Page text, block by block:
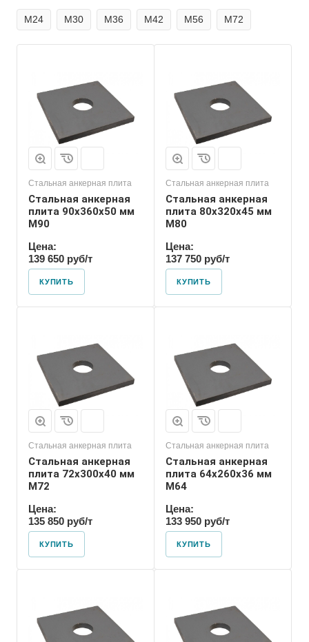
М24 М30 М36 М42 М56 М72
Стальная анкерная плита
Стальная анкерная
плита 90х360х50 мм
М90
Цена:
139 650 руб/т
КУПИТЬ
М80
Размер резьбы
М80
Стальная анкерная плита
Стальная анкерная
плита 80х320х45 мм
М80
Цена:
137 750 руб/т
КУПИТЬ
Стальная анкерная плита
Стальная анкерная
плита 72х300х40 мм
М72
Цена:
135 850 руб/т
КУПИТЬ
М64
Размер резьбы
М64
Стальная анкерная плита
Стальная анкерная
плита 64х260х36 мм
М64
Цена:
133 950 руб/т
КУПИТЬ
М48
Размер резьбы